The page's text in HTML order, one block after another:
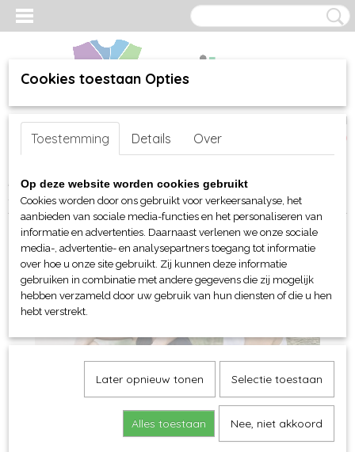
Inloggen Registreren
(0)
Home >webshop>Per merk >Clique >Voor hem en unisex
Shirts> Clique Classic Tanktop
Cookies toestaan Opties
Toestemming Details Over
Op deze website worden cookies gebruikt
Cookies worden door ons gebruikt voor verkeersanalyse, het
aanbieden van sociale media-functies en het personaliseren van
informatie en advertenties. Daarnaast verlenen we onze sociale
media-, advertentie- en analysepartners toegang tot informatie
over hoe u onze site gebruikt. Zij kunnen deze informatie
gebruiken in combinatie met andere gegevens die zij mogelijk
hebben verzameld door uw gebruik van hun diensten of die u hen
hebt verstrekt.
Later opnieuw tonen Selectie toestaan
Alles toestaan Nee, niet akkoord